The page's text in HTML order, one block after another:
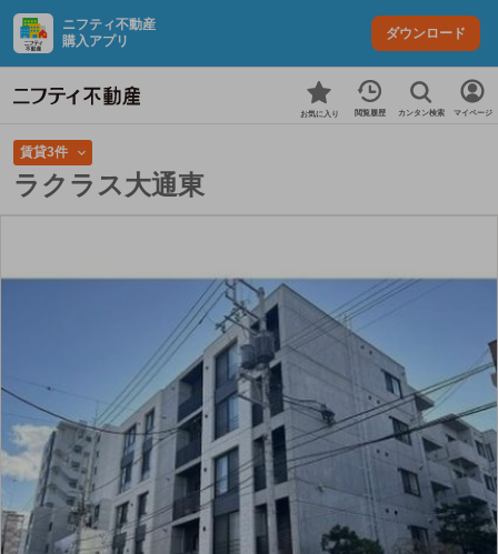
ニフティ不動産
購入アプリ
ダウンロード
お気に入り 閲覧履歴 カンタン検索 マイページ
賃貸3件
ラクラス大通東